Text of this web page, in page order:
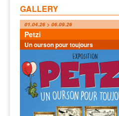
GALLERY
01.04.26 > 06.09.26
Petzi
Un ourson pour toujours